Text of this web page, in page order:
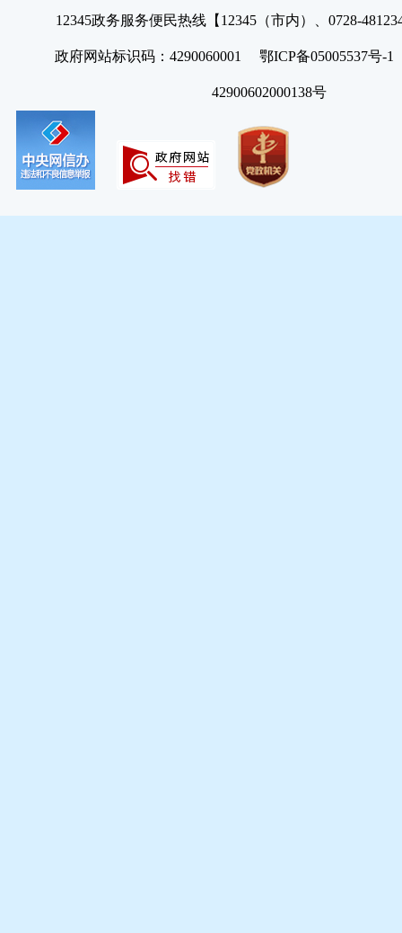
12345政务服务便民热线【12345（市内）、0728-
政府网站标识码：4290060001 鄂ICP备05005537号
42900602000138号